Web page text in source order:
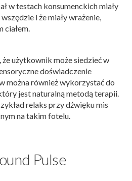
w testach konsumenckich miały
i że miały wrażenie,
ciałem.
że użytkownik może siedzieć w
doświadczenie
można również wykorzystać do
jest naturalną metodą terapii.
relaks przy dźwięku mis
na takim fotelu.
Pulse